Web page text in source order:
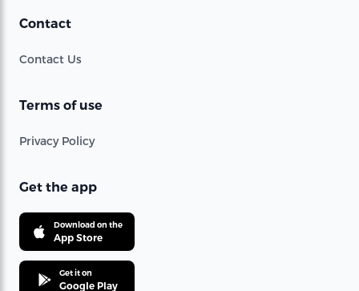
Contact
Contact Us
Terms of use
Privacy Policy
Get the app
Download on the
App Store
Get it on
Google Play